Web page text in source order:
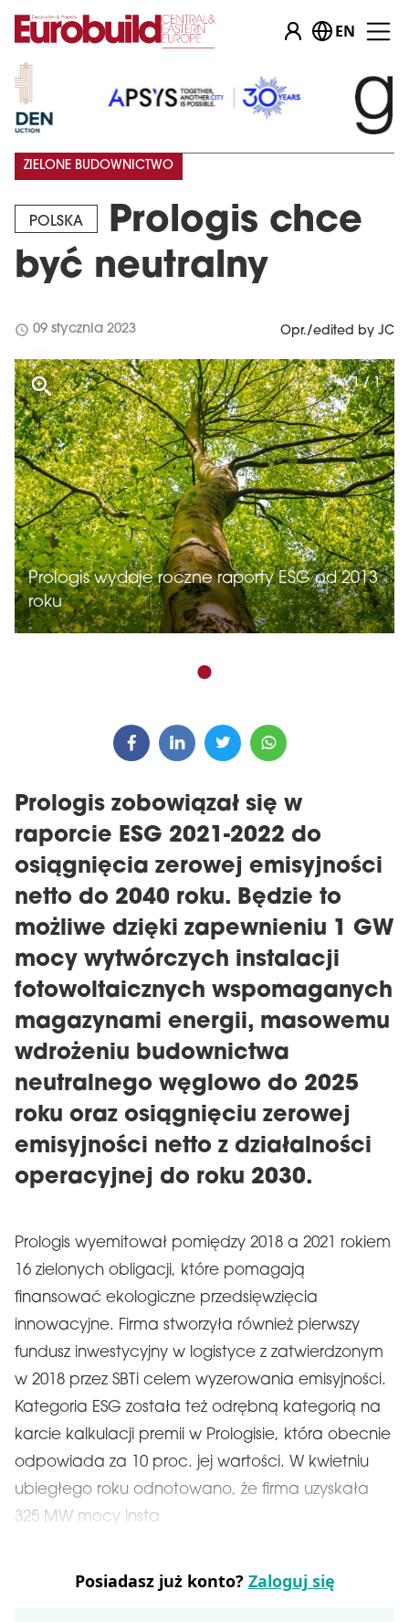
EN
POLSKA
Prologis chce
być neutralny
ZIELONE BUDOWNICTWO
schedule 09 stycznia 2023 Opr./edited by JC
Prologis wydaje roczne raporty ESG od 2013
roku
1 / 1
Prologis zobowiązał się w
raporcie ESG 2021-2022 do
osiągnięcia zerowej emisyjności
netto do 2040 roku. Będzie to
możliwe dzięki zapewnieniu 1 GW
mocy wytwórczych instalacji
fotowoltaicznych wspomaganych
magazynami energii, masowemu
wdrożeniu budownictwa
neutralnego węglowo do 2025
roku oraz osiągnięciu zerowej
emisyjności netto z działalności
operacyjnej do roku 2030.
Prologis wyemitował pomiędzy 2018 a 2021 rokiem
16 zielonych obligacji, które pomagają
finansować ekologiczne przedsięwzięcia
innowacyjne. Firma stworzyła również pierwszy
fundusz inwestycyjny w logistyce z zatwierdzonym
w 2018 przez SBTi celem wyzerowania emisyjności.
Kategoria ESG została też odrębną kategorią na
karcie kalkulacji premii w Prologisie, która obecnie
odpowiada za 10 proc. jej wartości. W kwietniu
ubiegłego roku odnotowano, że firma uzyskała
325 MW mocy insta
Posiadasz już konto? Zaloguj się